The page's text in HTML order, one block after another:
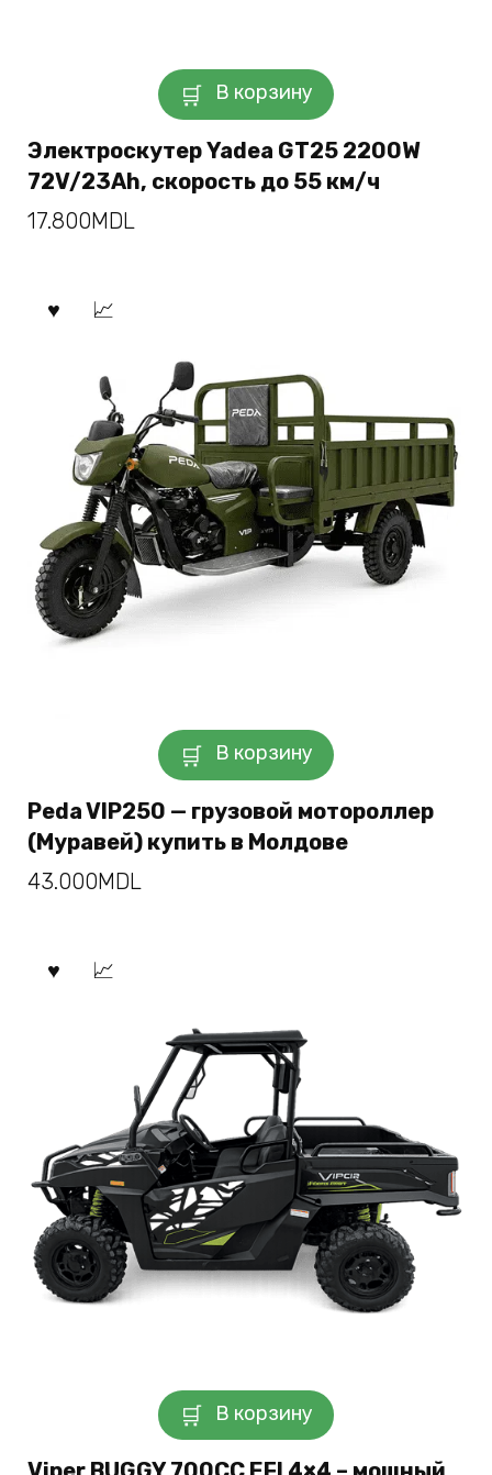
В корзину
Электроскутер Yadea GT25 2200W
72V/23Ah, скорость до 55 км/ч
17.800MDL
В корзину
Peda VIP250 — грузовой мотороллер
(Муравей) купить в Молдове
43.000MDL
В корзину